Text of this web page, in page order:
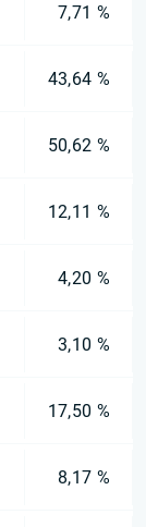
7,71 %
43,64 %
50,62 %
12,11 %
4,20 %
3,10 %
17,50 %
8,17 %